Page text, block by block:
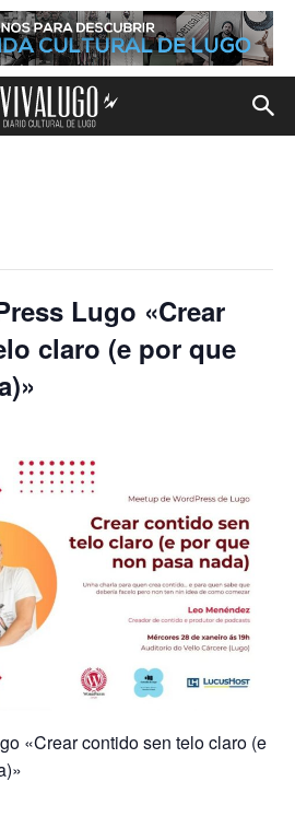
Lugo «Crear
claro (e por que
«Crear contido sen telo claro (e